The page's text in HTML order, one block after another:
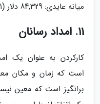
میانه عایدی: 84,329 دلار (59,771 پوند)
11. امداد رسانان
کارکردن به عنوان یک
است که زمان و مکان
برانگیز است که معین